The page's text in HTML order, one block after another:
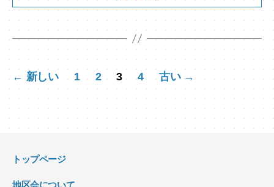
投
稿
の
ペ
← 新しい 1 2 3 4 古い →
トップページ
地区会について